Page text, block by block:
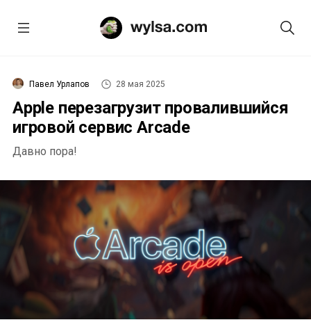
Павел Урлапов 28 мая 2025
Apple перезагрузит провалившийся
игровой сервис Arcade
Давно пора!